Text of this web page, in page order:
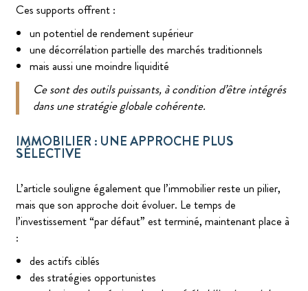
Ces supports offrent :
un potentiel de rendement supérieur
une décorrélation partielle des marchés traditionnels
mais aussi une moindre liquidité
Ce sont des outils puissants, à condition d’être intégrés
dans une stratégie globale cohérente.
IMMOBILIER : UNE APPROCHE PLUS
SÉLECTIVE
L’article souligne également que l’immobilier reste un pilier,
mais que son approche doit évoluer. Le temps de
l’investissement “par défaut” est terminé, maintenant place à
:
des actifs ciblés
des stratégies opportunistes